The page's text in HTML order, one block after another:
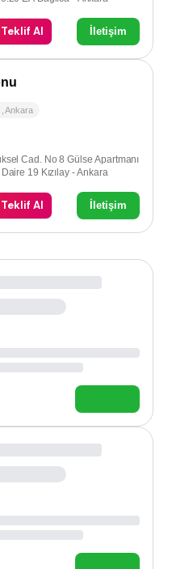
Al İletişim
,Ankara
Apartmanı
Liman Pazarı 4.kat Daire 19 Kızılay - Ankara
Al İletişim